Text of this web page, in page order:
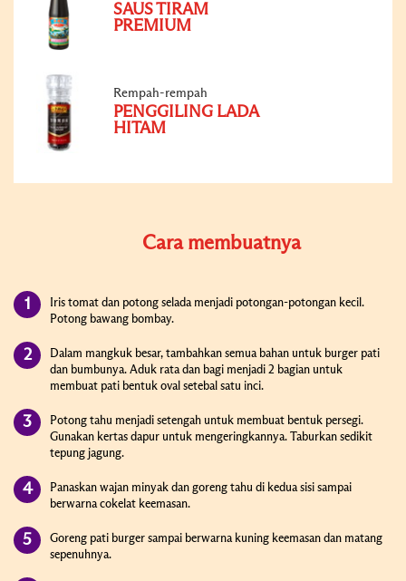
SAUS TIRAM
PREMIUM
Rempah-rempah
PENGGILING LADA
HITAM
Cara membuatnya
Iris tomat dan potong selada menjadi potongan-potongan kecil.
Potong bawang bombay.
Dalam mangkuk besar, tambahkan semua bahan untuk burger pati
dan bumbunya. Aduk rata dan bagi menjadi 2 bagian untuk
membuat pati bentuk oval setebal satu inci.
Potong tahu menjadi setengah untuk membuat bentuk persegi.
Gunakan kertas dapur untuk mengeringkannya. Taburkan sedikit
tepung jagung.
Panaskan wajan minyak dan goreng tahu di kedua sisi sampai
berwarna cokelat keemasan.
Goreng pati burger sampai berwarna kuning keemasan dan matang
sepenuhnya.